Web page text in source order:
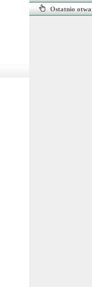
Ostatnio